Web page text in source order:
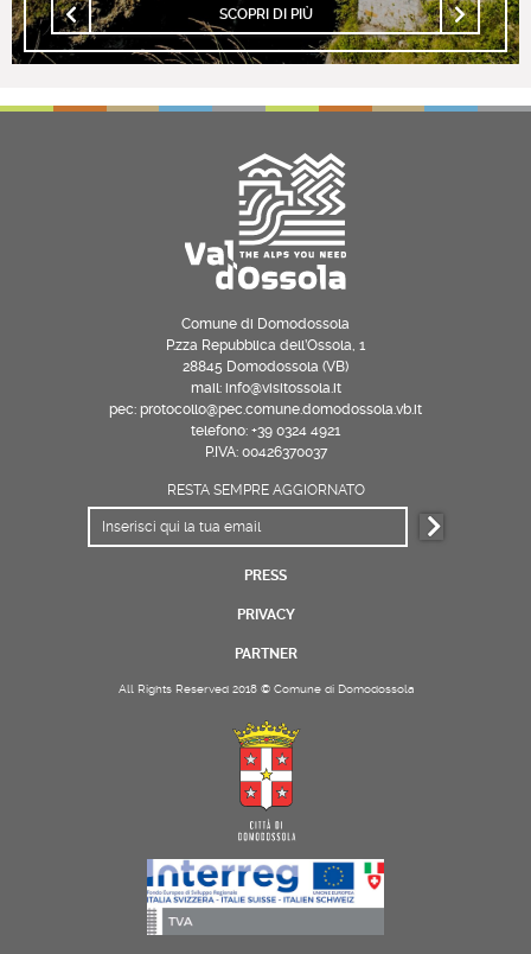
SCOPRI DI PIÙ
Comune di Domodossola
P.zza Repubblica dell’Ossola, 1
28845 Domodossola (VB)
mail: info@visitossola.it
pec: protocollo@pec.comune.domodossola.vb.it
telefono: +39 0324 4921
P.IVA: 00426370037
RESTA SEMPRE AGGIORNATO
PRESS
PRIVACY
PARTNER
All Rights Reserved 2018 © Comune di Domodossola